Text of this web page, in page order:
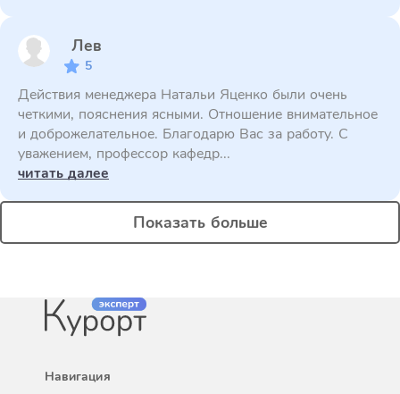
Лев
5
Действия менеджера Натальи Яценко были очень
четкими, пояснения ясными. Отношение внимательное
и доброжелательное. Благодарю Вас за работу. С
уважением, профессор кафедр...
читать далее
Показать больше
Навигация